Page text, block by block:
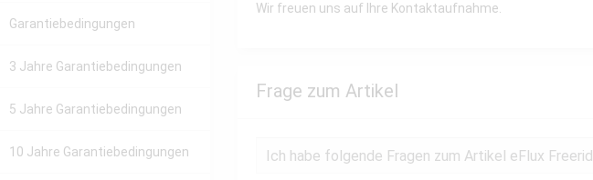
Garantiebedingungen
3 Jahre Garantiebedingungen
5 Jahre Garantiebedingungen
10 Jahre Garantiebedingungen
Wir freuen uns auf Ihre Kontaktaufnahme.
Frage zum Artikel